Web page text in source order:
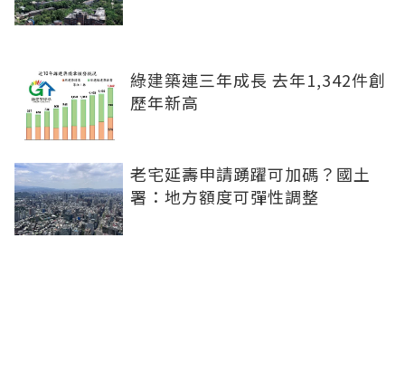
綠建築連三年成長 去年1,342件創
歷年新高
老宅延壽申請踴躍可加碼？國土
署：地方額度可彈性調整